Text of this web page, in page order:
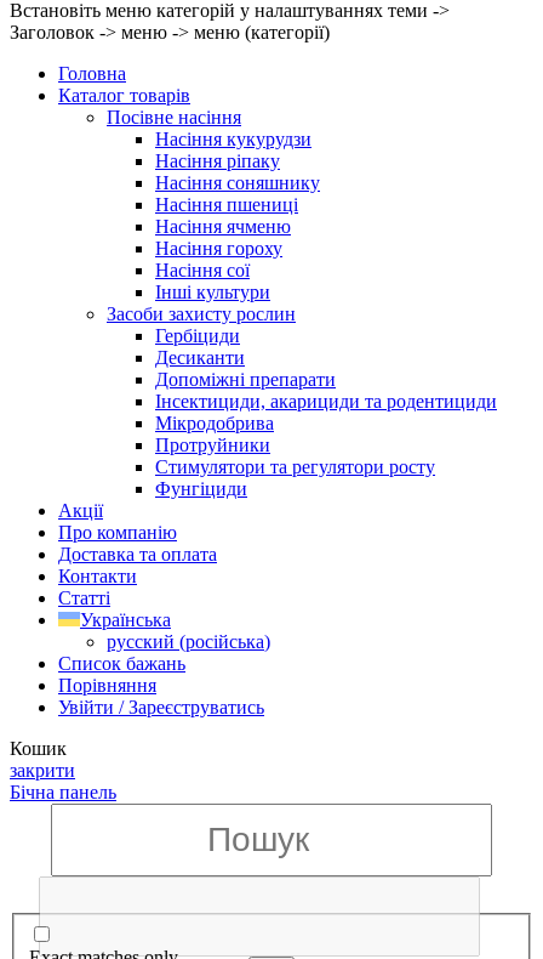
Встановіть меню категорій у налаштуваннях теми ->
Заголовок -> меню -> меню (категорії)
Головна
Каталог товарів
Посівне насіння
Насіння кукурудзи
Насіння ріпаку
Насіння соняшнику
Насіння пшениці
Насіння ячменю
Насіння гороху
Насіння сої
Інші культури
Засоби захисту рослин
Гербіциди
Десиканти
Допоміжні препарати
Інсектициди, акарициди та родентициди
Мікродобрива
Протруйники
Стимулятори та регулятори росту
Фунгіциди
Акції
Про компанію
Доставка та оплата
Контакти
Статті
Українська
русский (російська)
Список бажань
Порівняння
Увійти / Зареєструватись
Кошик
закрити
Бічна панель